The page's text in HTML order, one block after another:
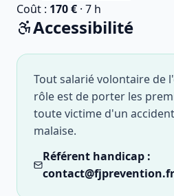
Coût : 170 € · 7 h
Accessibilité
Tout salarié volontaire de
rôle est de porter les
toute victime d'un
malaise.
Référent handicap :
contact@fjprevention.fr